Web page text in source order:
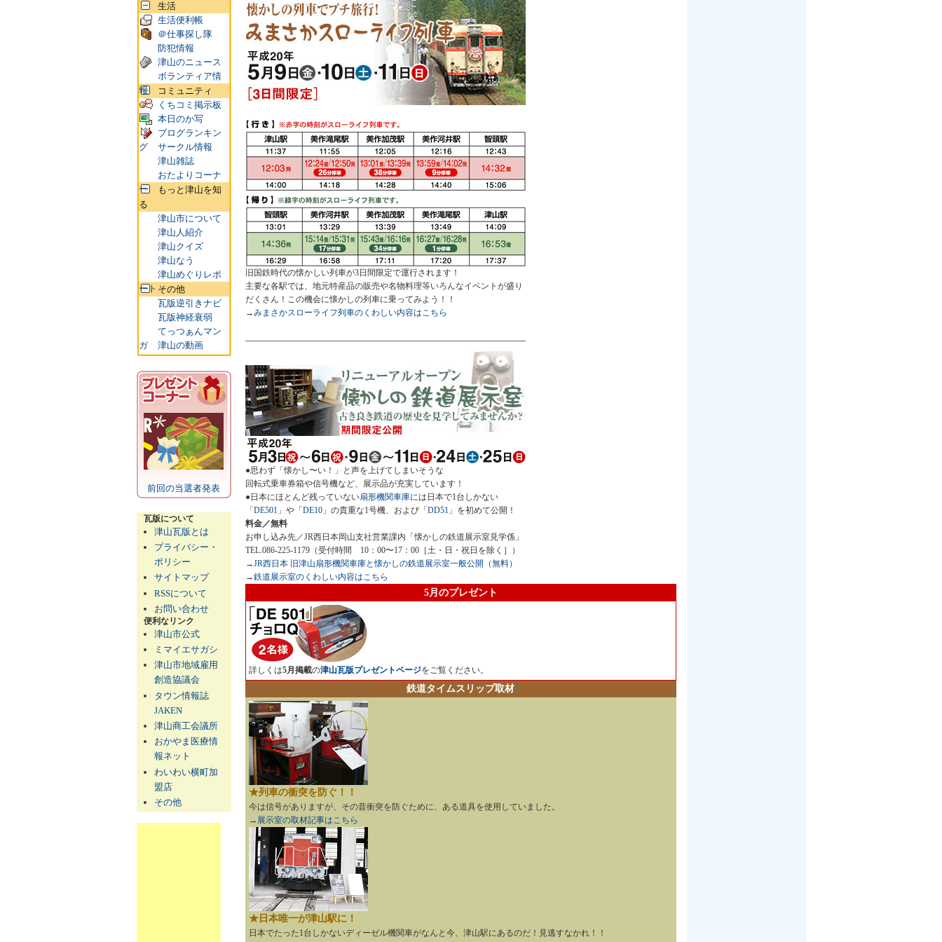
旧国鉄時代の懐かしい列車が3日間限定で運行されます！
主要な各駅では、地元特産品の販売や名物料理等いろんなイベントが盛り
だくさん！この機会に懐かしの列車に乗ってみよう！！
→みまさかスローライフ列車のくわしい内容はこちら
●思わず「懐かし〜い！」と声を上げてしまいそうな
回転式乗車券箱や信号機など、展示品が充実しています！
●日本にほとんど残っていない扇形機関車庫には日本で1台しかない
「 DE501」や「 DE10」の貴重な1号機、および「 DD51」を初めて公開！
料金／無料
お申し込み先／JR西日本岡山支社営業課内「懐かしの鉄道展示室見学係」
TEL.086-225-1179（受付時間 10：00〜17：00［土・日・祝日を除く］）
→JR西日本 旧津山扇形機関車庫と懐かしの鉄道展示室一般公開（無料）
→鉄道展示室のくわしい内容はこちら
5月のプレゼント
詳しくは5月掲載の津山瓦版プレゼントページをご覧ください。
鉄道タイムスリップ取材
★列車の衝突を防ぐ！！
今は信号がありますが、その昔衝突を防ぐために、ある道具を使用していました。
→ 展示室の取材記事はこちら
★日本唯一が津山駅に！
日本でたった1台しかないディーゼル機関車がなんと今、津山駅にあるのだ！見逃すなかれ！！
生活
生活便利帳
＠仕事探し隊
防犯情報
津山のニュース
ボランティア情
報
コミュニティ
くちコミ掲示板
本日のか写
ブログランキン
グ
サークル情報
津山雑誌
おたよりコーナ
ー
もっと津山を知
る
津山市について
津山人紹介
津山クイズ
津山なう
津山めぐりレポ
ート その他
瓦版逆引きナビ
瓦版神経衰弱
てっつぁんマン
ガ
津山の動画
前回の当選者発表
瓦版について
津山瓦版とは
プライバシー・
ポリシー
サイトマップ
RSSについて
お問い合わせ
便利なリンク
津山市公式
ミマイエサガシ
津山市地域雇用
創造協議会
タウン情報誌
JAKEN
津山商工会議所
おかやま医療情
報ネット
わいわい横町加
盟店
その他